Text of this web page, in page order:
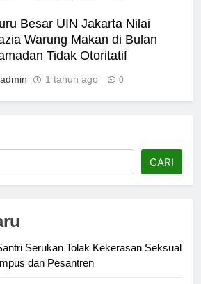
Besar UIN Jakarta Nilai
Warung Makan di Bulan
Tidak Otoritatif
admin 1 tahun ago 0
CARI
Serukan Tolak Kekerasan Seksual
dan Pesantren